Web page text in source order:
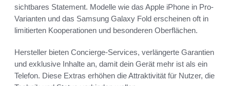
sichtbares Statement. Modelle wie das Apple iPhone in Pro-
Varianten und das Samsung Galaxy Fold erscheinen oft in
limitierten Kooperationen und besonderen Oberflächen.
Hersteller bieten Concierge-Services, verlängerte Garantien
und exklusive Inhalte an, damit dein Gerät mehr ist als ein
Telefon. Diese Extras erhöhen die Attraktivität für Nutzer, die